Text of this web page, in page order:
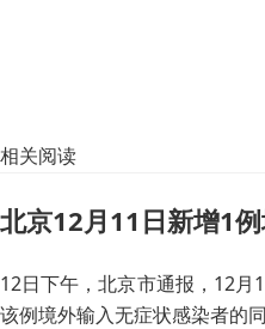
相关阅读
北京12月11日新增1
12日下午，北京市通报，12
该例境外输入无症状感染者的